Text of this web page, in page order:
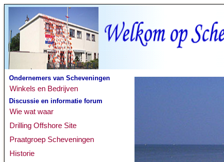
Ondernemers van Scheveningen
Winkels en Bedrijven
Discussie en informatie forum
Wie wat waar
Drilling Offshore Site
Praatgroep Scheveningen
Historie